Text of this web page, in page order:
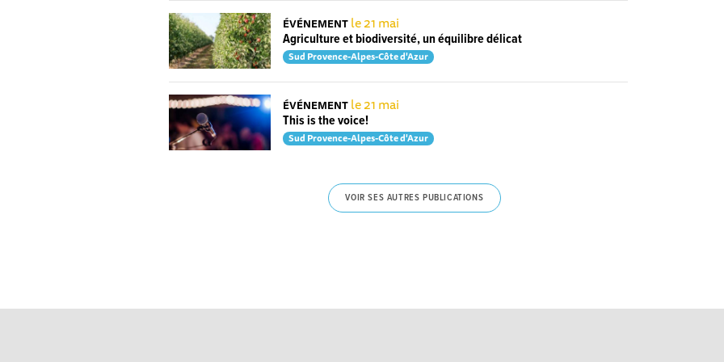
ÉVÉNEMENT le 21 mai
Agriculture et biodiversité, un équilibre délicat
Sud Provence-Alpes-Côte d'Azur
ÉVÉNEMENT le 21 mai
This is the voice!
Sud Provence-Alpes-Côte d'Azur
VOIR SES AUTRES PUBLICATIONS